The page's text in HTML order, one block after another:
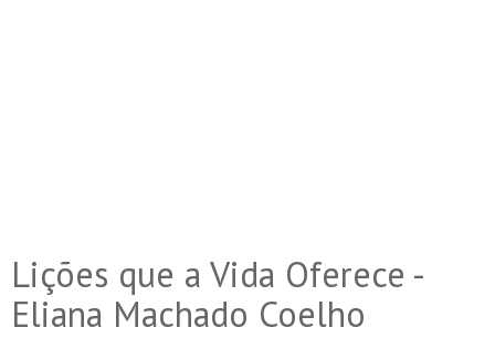
Lições que a Vida Oferece -
Eliana Machado Coelho